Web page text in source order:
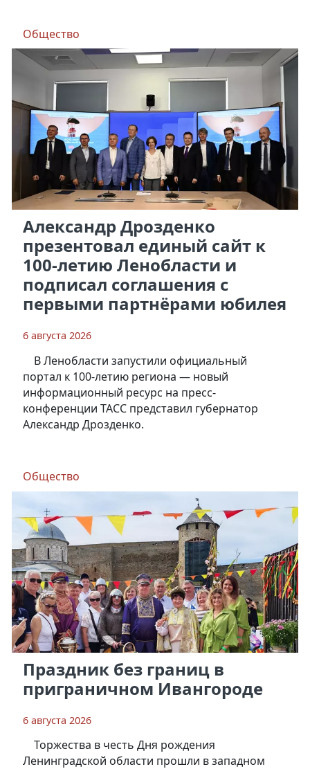
Общество
Александр Дрозденко
презентовал единый сайт к
100-летию Ленобласти и
подписал соглашения с
первыми партнёрами юбилея
6 августа 2026
В Ленобласти запустили официальный
портал к 100-летию региона — новый
информационный ресурс на пресс-
конференции ТАСС представил губернатор
Александр Дрозденко.
Общество
Праздник без границ в
приграничном Ивангороде
6 августа 2026
Торжества в честь Дня рождения
Ленинградской области прошли в западном